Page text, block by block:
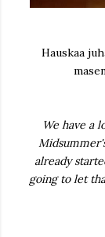
Hauskaa
We have a
already
going to let